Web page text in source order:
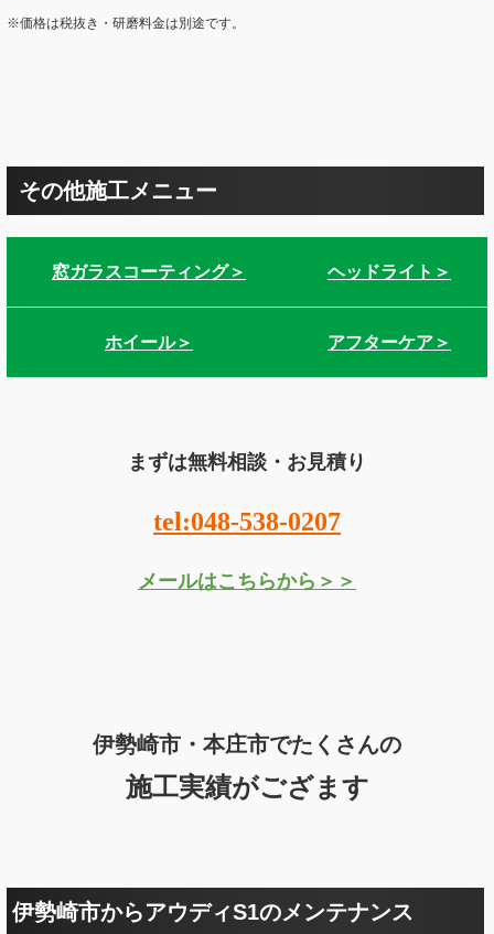
※価格は税抜き・研磨料金は別途です。
その他施工メニュー
窓ガラスコーティング＞ ヘッドライト＞
ホイール＞ アフターケア＞
まずは無料相談・お見積り
tel:048-538-0207
メールはこちらから＞＞
伊勢崎市・本庄市でたくさんの
施工実績がござます
伊勢崎市からアウディS1のメンテナンス